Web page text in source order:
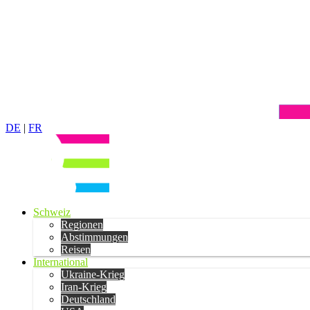
DE | FR
Schweiz
Regionen
Abstimmungen
Reisen
International
Ukraine-Krieg
Iran-Krieg
Deutschland